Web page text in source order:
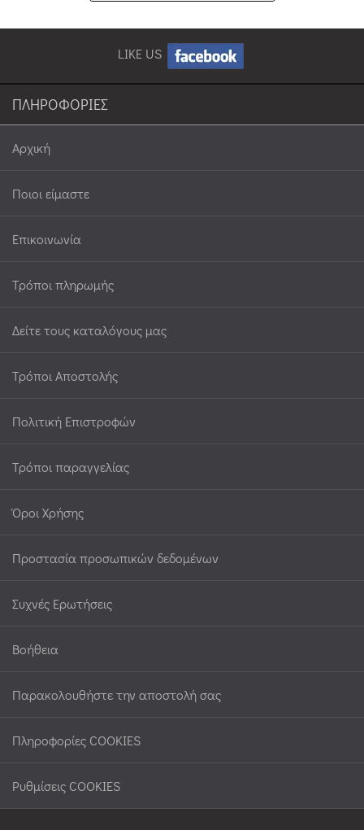
ΓΆΝΤΙΑ
|
ΠΙΆΣΤΡΕΣ
|
(2)
ΦΡΟΥΤΟΘΉΚΕΣ
ΦΡΟΥΤΙΈΡΕΣ
ΚΟΥΖΊΝΑΣ
ΦΑΓΗΤΟΔΟΧΕΊΑ
(1)
ΠΑΤΆΚΙΑ
(3)
ΔΙΆΦΟΡΑ
ΚΟΥΖΊΝΑΣ
ΕΊΔΗ
LIKE US
ΠΛΗΡΟΦΟΡΙΕΣ
Αρχική
Ποιοι είμαστε
Επικοινωνία
Τρόποι πληρωμής
Δείτε τους καταλόγους μας
Τρόποι Αποστολής
Πολιτική Επιστροφών
Τρόποι παραγγελίας
Όροι Χρήσης
Προστασία προσωπικών δεδομένων
Συχνές Ερωτήσεις
Βοήθεια
Παρακολουθήστε την αποστολή σας
Πληροφορίες COOKIES
Ρυθμίσεις COOKIES